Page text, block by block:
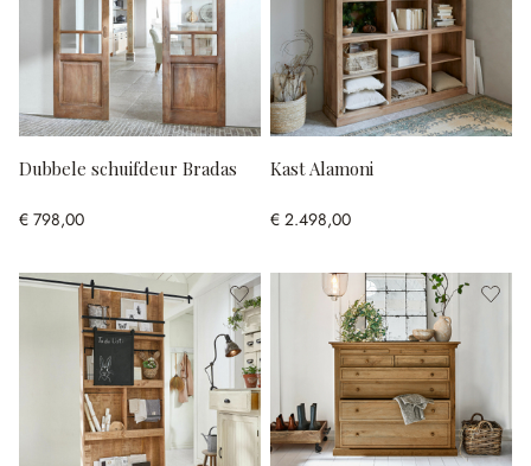
Dubbele schuifdeur Bradas
€ 798,00
Kast Alamoni
€ 2.498,00